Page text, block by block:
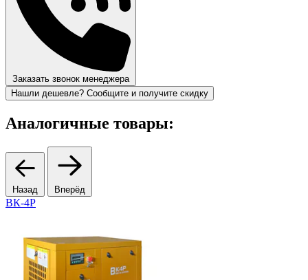
Заказать звонок менеджера
Нашли дешевле? Сообщите и получите скидку
Аналогичные товары:
Назад Вперёд
ВК-4Р